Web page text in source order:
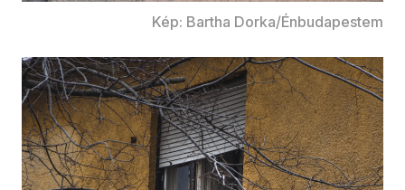
Kép: Bartha Dorka/Énbudapestem